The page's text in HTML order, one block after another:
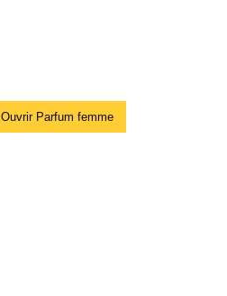
Ouvrir Parfum femme